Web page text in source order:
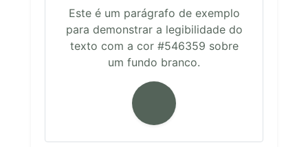
Este é um parágrafo de exemplo
para demonstrar a legibilidade do
texto com a cor #546359 sobre
um fundo branco.